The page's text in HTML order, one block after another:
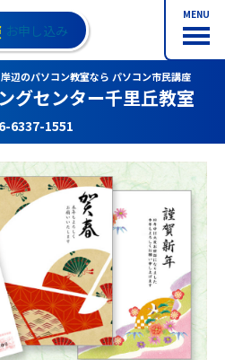
MENU
お申し込み
辺のパソコン教室なら パソコン市民講座
グセンター千里丘教室
6337-1551